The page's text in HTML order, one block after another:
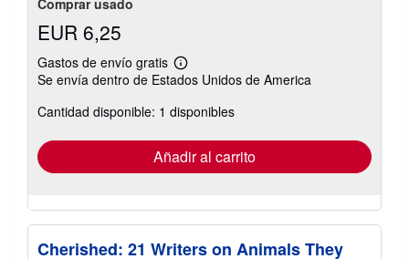
Comprar usado
EUR 6,25
Gastos de envío gratis
Más
información
las
tarifas
envío
Se envía dentro de Estados Unidos de America
Cantidad disponible: 1 disponibles
Añadir al carrito
Cherished: 21 Writers on Animals They